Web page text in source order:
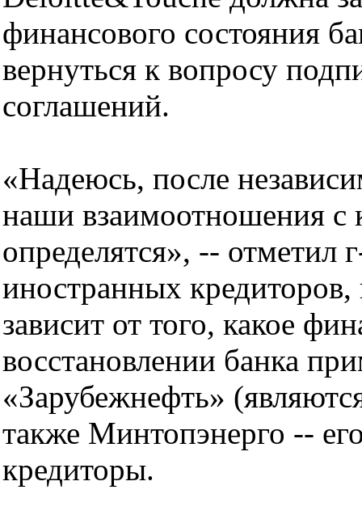
финансового состояния
вернуться к вопросу
соглашений.
«Надеюсь, после
наши взаимоотношения с
определятся», -- отметил
иностранных
зависит от того, какое
восстановлении банка
«Зарубежнефть»
также Минтопэнерго --
кредиторы.